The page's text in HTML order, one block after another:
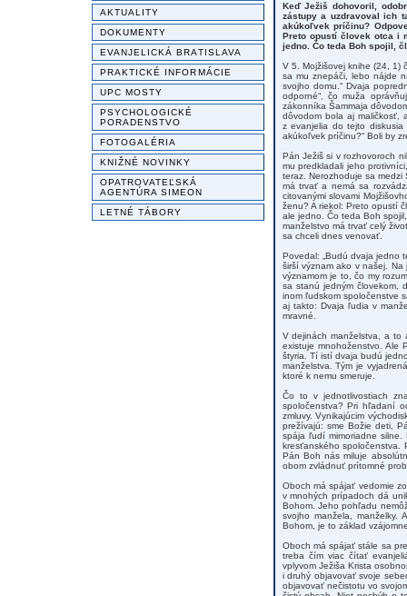
AKTUALITY
DOKUMENTY
EVANJELICKÁ BRATISLAVA
PRAKTICKÉ INFORMÁCIE
UPC MOSTY
PSYCHOLOGICKÉ
PORADENSTVO
FOTOGALÉRIA
KNIŽNÉ NOVINKY
OPATROVATEĽSKÁ
AGENTÚRA SIMEON
LETNÉ TÁBORY
Keď Ježiš dohovoril,
zástupy a uzdravoval ich
akúkoľvek príčinu?
Preto opustí človek otca i
jedno. Čo teda Boh spojil,
V 5. Mojžišovej knihe (24, 1)
sa mu znepáči, lebo nájde
svojho domu.“ Dvaja
odporné“, čo muža
zákonníka Šammaja
dôvodom bola aj maličkosť,
z evanjelia do tejto
akúkoľvek príčinu?“ Boli by
Pán Ježiš si v rozhovoroch
mu predkladali jeho
teraz. Nerozhoduje sa medzi
má trvať a nemá sa
citovanými slovami
ženu? A riekol: Preto opustí
ale jedno. Čo teda Boh
manželstvo má trvať celý
sa chceli dnes venovať.
Povedal: „Budú dvaja jedno
širší význam ako v našej.
významom je to, čo my
sa stanú jedným človekom,
inom ľudskom spoločenstve
aj takto: Dvaja ľudia v
mravné.
V dejinách manželstva, a to
existuje mnohoženstvo. Ale
štyria. Tí istí dvaja budú
manželstva. Tým je
ktoré k nemu smeruje.
Čo to v jednotlivostiach
spoločenstva? Pri hľadaní
zmluvy. Vynikajúcim
prežívajú: sme Božie deti,
spája ľudí mimoriadne
kresťanského spoločenstva.
Pán Boh nás miluje
obom zvládnuť prítomné
Oboch má spájať vedomie
v mnohých prípadoch dá
Bohom. Jeho pohľadu
svojho manžela,
Bohom, je to základ
Oboch má spájať stále sa
treba čím viac čítať
vplyvom Ježiša Krista
i druhý objavovať svoje
objavovať nečistotu vo